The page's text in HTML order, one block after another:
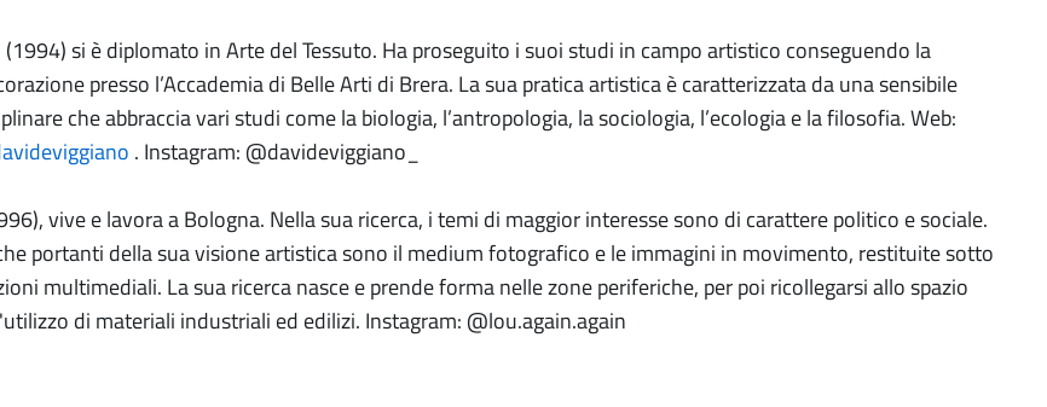
(1994) si è diplomato in Arte del Tessuto. Ha proseguito i suoi studi in campo artistico conseguendo la
presso l’Accademia di Belle Arti di Brera. La sua pratica artistica è caratterizzata da una sensibile
che abbraccia vari studi come la biologia, l’antropologia, la sociologia, l’ecologia e la filosofia. Web:
. Instagram: @davideviggiano_
vive e lavora a Bologna. Nella sua ricerca, i temi di maggior interesse sono di carattere politico e sociale.
portanti della sua visione artistica sono il medium fotografico e le immagini in movimento, restituite sotto
multimediali. La sua ricerca nasce e prende forma nelle zone periferiche, per poi ricollegarsi allo spazio
di materiali industriali ed edilizi. Instagram: @lou.again.again